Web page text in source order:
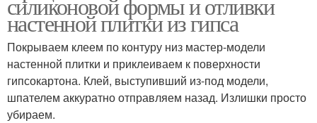
настенной плитки из гипса
Покрываем клеем по контуру низ мастер-модели
настенной плитки и приклеиваем к поверхности
гипсокартона. Клей, выступивший из-под модели,
шпателем аккуратно отправляем назад. Излишки просто
убираем.